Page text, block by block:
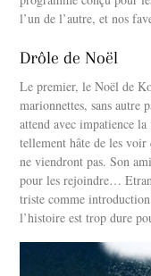
l’un de l’autre, et nos
Drôle de Noël
Le premier, le Noël de
marionnettes, sans autre
attend avec impatience
tellement hâte de les
ne viendront pas. Son
pour les rejoindre…
triste comme
l’histoire est trop dure